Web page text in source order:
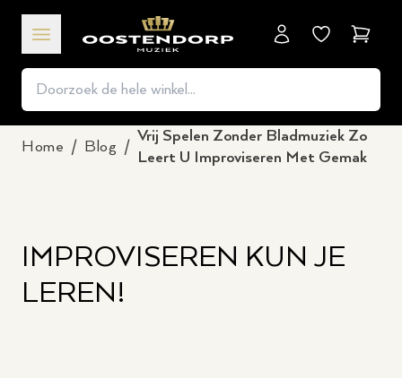
Home / Blog /
Vrij Spelen Zonder Bladmuziek Zo
Leert U Improviseren Met Gemak
IMPROVISEREN KUN JE
LEREN!